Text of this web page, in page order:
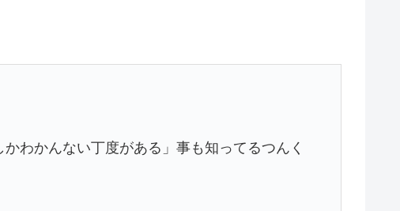
わかんない丁度がある」事も知ってるつんく